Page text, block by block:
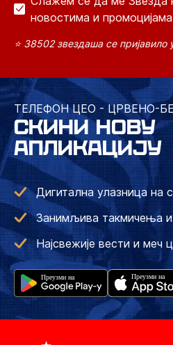
новостима и промоцијама
⭐ 38502 звездаша се
ТЕЛЕФОН ЦЕО - ЦРВЕНО-
СКИНИ НОВУ
АПЛИКАЦИЈУ
Дигитална улазница на
Занимљива такмичења и
Најсвежије вести и меч